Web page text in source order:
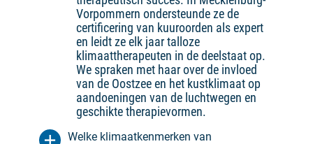
Vorpommern ondersteunde ze de
certificering van kuuroorden als expert
en leidt ze elk jaar talloze
klimaattherapeuten in de deelstaat op.
We spraken met haar over de invloed
van de Oostzee en het kustklimaat op
aandoeningen van de luchtwegen en
geschikte therapievormen.
Welke klimaatkenmerken van